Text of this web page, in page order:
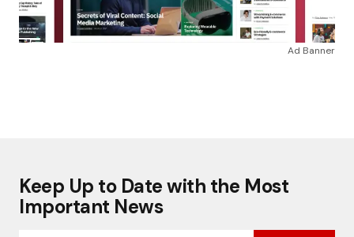
Ad Banner
Keep Up to Date with the Most
Important News